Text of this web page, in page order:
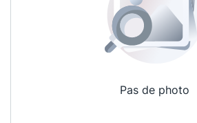
Pas de photo